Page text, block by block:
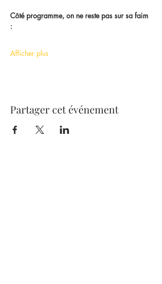
Côté programme, on ne reste pas sur sa faim
:
Afficher plus
Partager cet événement